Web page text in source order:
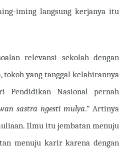
iming langsung kerjanya itu
relevansi sekolah dengan
tokoh yang tanggal kelahirannya
Pendidikan Nasional pernah
sastra ngesti mulya.” Artinya
Ilmu itu jembatan menuju
menuju karir karena dengan